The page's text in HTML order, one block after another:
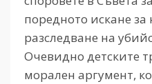
поредното искане
разследване на
Очевидно детските
морален аргумент,